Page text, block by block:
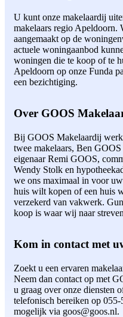
U kunt onze makelaardij
makelaars regio Apeldoorn.
aangemaakt op de
actuele woningaanbod
woningen die te koop of te
Apeldoorn op onze Funda
een bezichtiging.
Over GOOS
Bij GOOS Makelaardij
twee makelaars, Ben
eigenaar Remi GOOS,
Wendy Stolk en
we ons maximaal in voor
huis wilt kopen of een huis
verzekerd van vakwerk.
koop is waar wij naar
Kom in contact met
Zoekt u een ervaren
Neem dan contact op met
u graag over onze diensten
telefonisch bereiken op
mogelijk via goos@goos.nl.